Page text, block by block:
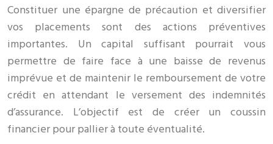
Constituer une épargne de précaution et diversifier
vos placements sont des actions préventives
importantes. Un capital suffisant pourrait vous
permettre de faire face à une baisse de revenus
imprévue et de maintenir le remboursement de votre
crédit en attendant le versement des indemnités
d’assurance. L’objectif est de créer un coussin
financier pour pallier à toute éventualité.